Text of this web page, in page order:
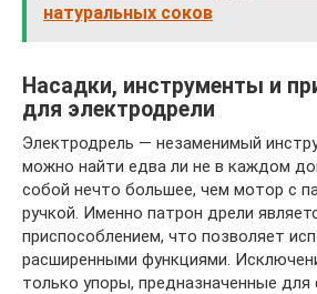
натуральных соков
Насадки, инструменты и
для электродрели
Электродрель — незаменимый
можно найти едва ли не в каждом
собой нечто большее, чем мотор с
ручкой. Именно патрон дрели
приспособлением, что позволяет
расширенными функциями.
только упоры, предназначенные для